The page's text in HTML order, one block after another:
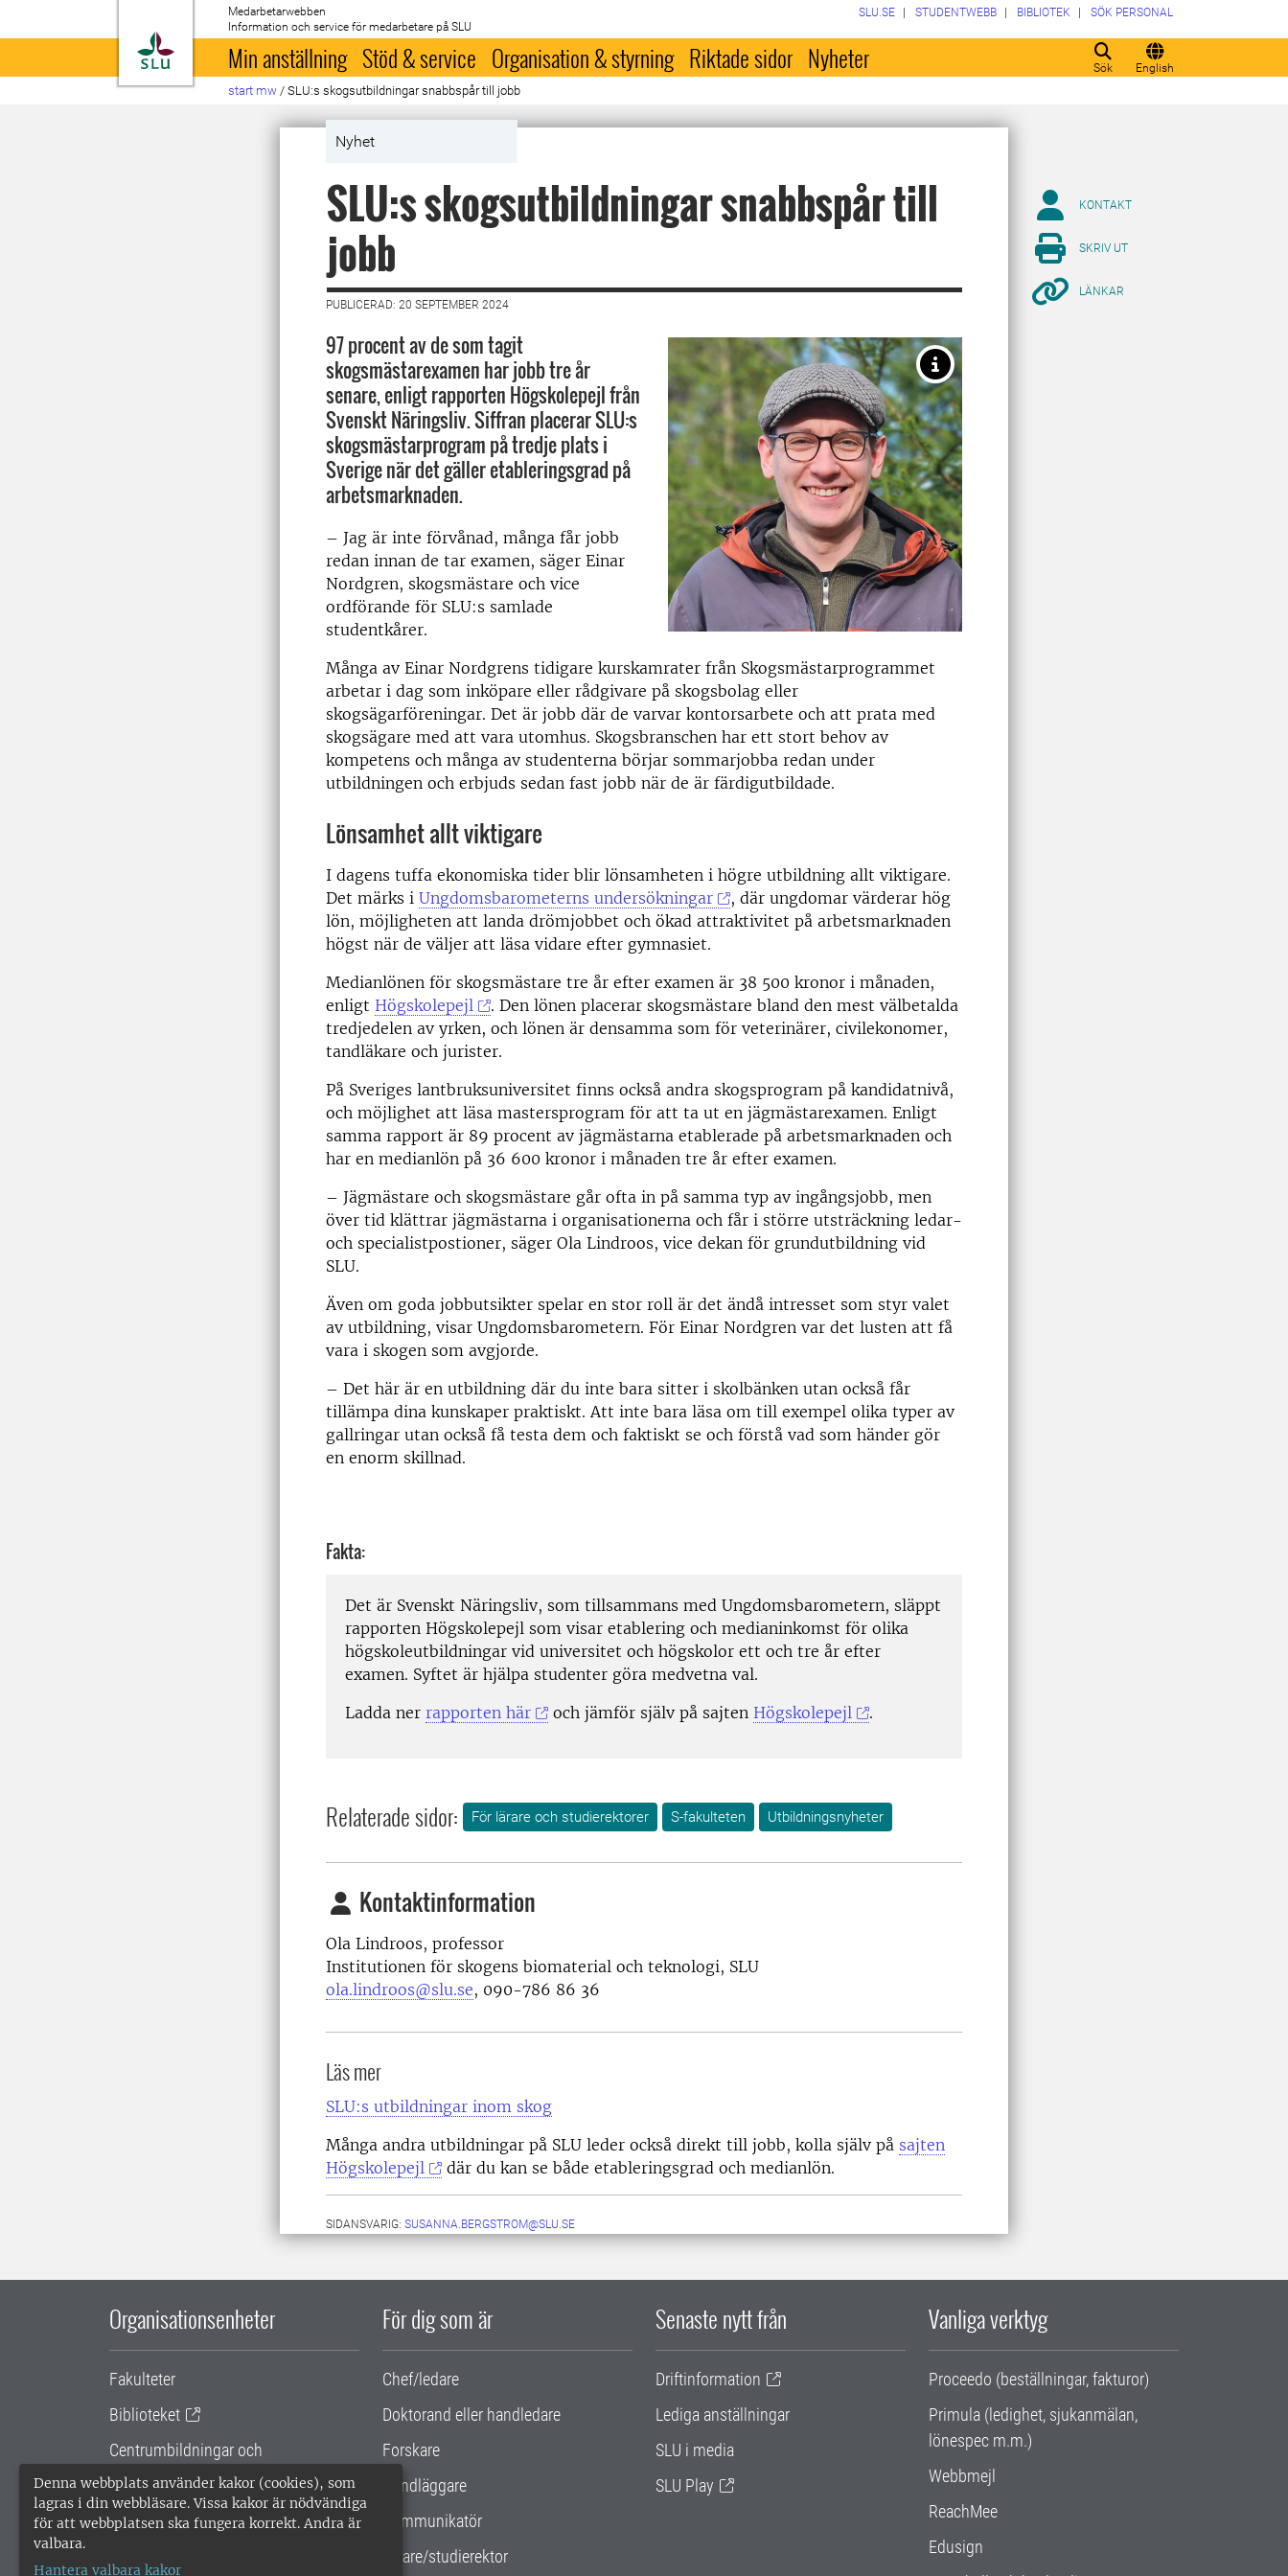
Denna webbplats använder kakor (cookies), som
lagras i din webbläsare. Vissa kakor är nödvändiga
för att webbplatsen ska fungera korrekt. Andra är
valbara.
Hantera valbara kakor
Till startsida
Medarbetarwebben
Information och service för medarbetare på SLU
Sök English
SLU.SE STUDENTWEBB BIBLIOTEK SÖK PERSONAL
Min anställning Stöd & service Organisation & styrning Riktade sidor Nyheter
start mw / SLU:s skogsutbildningar snabbspår till jobb
Nyhet
SLU:s skogsutbildningar snabbspår till
jobb
PUBLICERAD: 20 SEPTEMBER 2024
97 procent av de som tagit
skogsmästarexamen har jobb tre år
senare, enligt rapporten Högskolepejl från
Svenskt Näringsliv. Siffran placerar SLU:s
skogsmästarprogram på tredje plats i
Sverige när det gäller etableringsgrad på
arbetsmarknaden.
– Jag är inte förvånad, många får jobb
redan innan de tar examen, säger Einar
Nordgren, skogsmästare och vice
ordförande för SLU:s samlade
studentkårer.
Många av Einar Nordgrens tidigare kurskamrater från Skogsmästarprogrammet
arbetar i dag som inköpare eller rådgivare på skogsbolag eller
skogsägarföreningar. Det är jobb där de varvar kontorsarbete och att prata med
skogsägare med att vara utomhus. Skogsbranschen har ett stort behov av
kompetens och många av studenterna börjar sommarjobba redan under
utbildningen och erbjuds sedan fast jobb när de är färdigutbildade.
Lönsamhet allt viktigare
I dagens tuffa ekonomiska tider blir lönsamheten i högre utbildning allt viktigare.
Det märks i Ungdomsbarometerns undersökningar
, där ungdomar värderar hög
lön, möjligheten att landa drömjobbet och ökad attraktivitet på arbetsmarknaden
högst när de väljer att läsa vidare efter gymnasiet.
Medianlönen för skogsmästare tre år efter examen är 38 500 kronor i månaden,
enligt Högskolepejl
. Den lönen placerar skogsmästare bland den mest välbetalda
tredjedelen av yrken, och lönen är densamma som för veterinärer, civilekonomer,
tandläkare och jurister.
På Sveriges lantbruksuniversitet finns också andra skogsprogram på kandidatnivå,
och möjlighet att läsa mastersprogram för att ta ut en jägmästarexamen. Enligt
samma rapport är 89 procent av jägmästarna etablerade på arbetsmarknaden och
har en medianlön på 36 600 kronor i månaden tre år efter examen.
– Jägmästare och skogsmästare går ofta in på samma typ av ingångsjobb, men
över tid klättrar jägmästarna i organisationerna och får i större utsträckning ledar-
och specialistpostioner, säger Ola Lindroos, vice dekan för grundutbildning vid
SLU.
Även om goda jobbutsikter spelar en stor roll är det ändå intresset som styr valet
av utbildning, visar Ungdomsbarometern. För Einar Nordgren var det lusten att få
vara i skogen som avgjorde.
– Det här är en utbildning där du inte bara sitter i skolbänken utan också får
tillämpa dina kunskaper praktiskt. Att inte bara läsa om till exempel olika typer av
gallringar utan också få testa dem och faktiskt se och förstå vad som händer gör
en enorm skillnad.
Fakta:
Det är Svenskt Näringsliv, som tillsammans med Ungdomsbarometern, släppt
rapporten Högskolepejl som visar etablering och medianinkomst för olika
högskoleutbildningar vid universitet och högskolor ett och tre år efter
examen. Syftet är hjälpa studenter göra medvetna val.
Ladda ner rapporten här och jämför själv på sajten Högskolepejl .
Relaterade sidor: För lärare och studierektorer S-fakulteten Utbildningsnyheter
Kontaktinformation
Ola Lindroos, professor
Institutionen för skogens biomaterial och teknologi, SLU
ola.lindroos@slu.se, 090-786 86 36
Läs mer
SLU:s utbildningar inom skog
Många andra utbildningar på SLU leder också direkt till jobb, kolla själv på sajten
Högskolepejl
där du kan se både etableringsgrad och medianlön.
SIDANSVARIG: SUSANNA.BERGSTROM@SLU.SE
KONTAKT
SKRIV UT
LÄNKAR
Organisationsenheter
Fakulteter
Biblioteket
Centrumbildningar och
samarbetsprojekt
Gemensamma verksamhetsstödet
För dig som är
Chef/ledare
Doktorand eller handledare
Forskare
Handläggare
Kommunikatör
Lärare/studierektor
Senaste nytt från
Driftinformation
Lediga anställningar
SLU i media
SLU Play
Vanliga verktyg
Proceedo (beställningar, fakturor)
Primula (ledighet, sjukanmälan,
lönespec m.m.)
Webbmejl
ReachMee
Edusign